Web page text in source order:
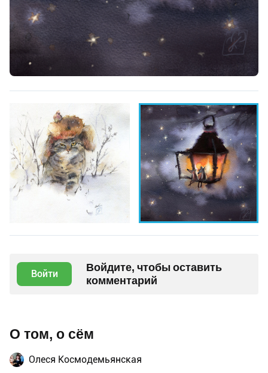
Войти
Войдите, чтобы оставить
комментарий
О том, о сём
Олеся Космодемьянская